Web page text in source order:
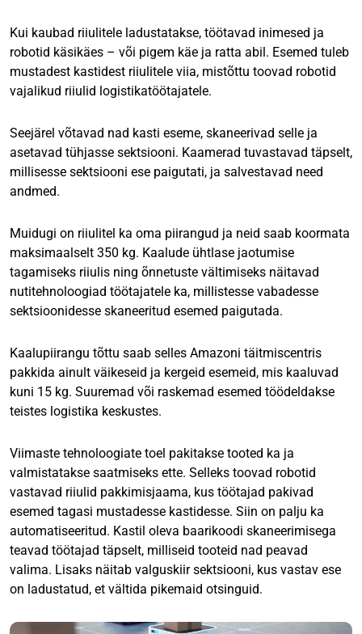
Kui kaubad riiulitele ladustatakse, töötavad inimesed ja
robotid käsikäes – või pigem käe ja ratta abil. Esemed tuleb
mustadest kastidest riiulitele viia, mistõttu toovad robotid
vajalikud riiulid logistikatöötajatele.
Seejärel võtavad nad kasti eseme, skaneerivad selle ja
asetavad tühjasse sektsiooni. Kaamerad tuvastavad täpselt,
millisesse sektsiooni ese paigutati, ja salvestavad need
andmed.
Muidugi on riiulitel ka oma piirangud ja neid saab koormata
maksimaalselt 350 kg. Kaalude ühtlase jaotumise
tagamiseks riiulis ning õnnetuste vältimiseks näitavad
nutitehnoloogiad töötajatele ka, millistesse vabadesse
sektsioonidesse skaneeritud esemed paigutada.
Kaalupiirangu tõttu saab selles Amazoni täitmiscentris
pakkida ainult väikeseid ja kergeid esemeid, mis kaaluvad
kuni 15 kg. Suuremad või raskemad esemed töödeldakse
teistes logistika keskustes.
Viimaste tehnoloogiate toel pakitakse tooted ka ja
valmistatakse saatmiseks ette. Selleks toovad robotid
vastavad riiulid pakkimisjaama, kus töötajad pakivad
esemed tagasi mustadesse kastidesse. Siin on palju ka
automatiseeritud. Kastil oleva baarikoodi skaneerimisega
teavad töötajad täpselt, milliseid tooteid nad peavad
valima. Lisaks näitab valguskiir sektsiooni, kus vastav ese
on ladustatud, et vältida pikemaid otsinguid.